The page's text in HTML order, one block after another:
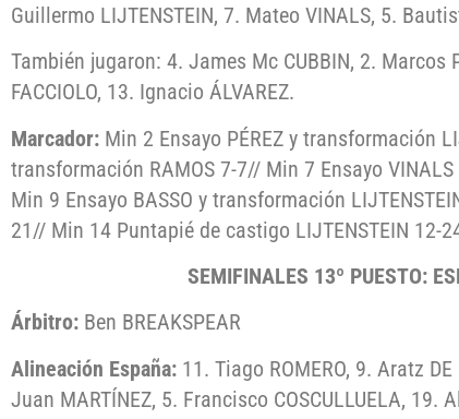
Guillermo LIJTENSTEIN, 7. Mateo VINALS, 5.
También jugaron: 4. James Mc CUBBIN, 2. Marcos
FACCIOLO, 13. Ignacio ÁLVAREZ.
Marcador: Min 2 Ensayo PÉREZ y transformación
transformación RAMOS 7-7// Min 7 Ensayo
Min 9 Ensayo BASSO y transformación
21// Min 14 Puntapié de castigo LIJTENSTEIN 12-
SEMIFINALES 13º PUESTO:
Árbitro: Ben BREAKSPEAR
Alineación España: 11. Tiago ROMERO, 9. Aratz
Juan MARTÍNEZ, 5. Francisco COSCULLUELA, 19.